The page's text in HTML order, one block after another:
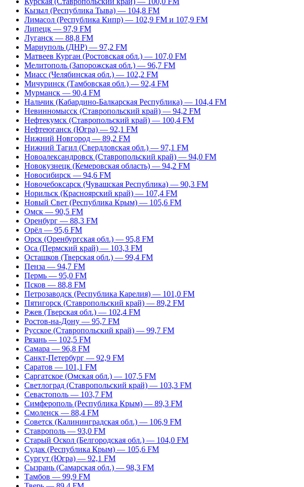
Кызыл (Республика Тыва) — 104,8 FM
Лимасол (Республика Кипр) — 102,9 FM и 107,9 FM
Липецк — 97,9 FM
Луганск — 88,8 FM
Мариуполь (ДНР) — 97,2 FM
Матвеев Курган (Ростовская обл.) — 107,0 FM
Мелитополь (Запорожская обл.) — 96,7 FM
Миасс (Челябинская обл.) — 102,2 FM
Мичуринск (Тамбовская обл.) — 92,4 FM
Мурманск — 90,4 FM
Нальчик (Кабардино-Балкарская Республика) — 104,4 FM
Невинномысск (Ставропольский край) — 94,2 FM
Нефтекумск (Ставропольский край) — 100,4 FM
Нефтеюганск (Югра) — 92,1 FM
Нижний Новгород — 89,2 FM
Нижний Тагил (Свердловская обл.) — 97,1 FM
Новоалександровск (Ставропольский край) — 94,0 FM
Новокузнецк (Кемеровская область) — 94,2 FM
Новосибирск — 94,6 FM
Новочебоксарск (Чувашская Республика) — 90,3 FM
Норильск (Красноярский край) — 107,4 FM
Новый Свет (Республика Крым) — 105,6 FM
Омск — 90,5 FM
Оренбург — 88,3 FM
Орёл — 95,6 FM
Орск (Оренбургская обл.) — 95,8 FM
Оса (Пермский край) — 103,3 FM
Осташков (Тверская обл.) — 99,4 FM
Пенза — 94,7 FM
Пермь — 95,0 FM
Псков — 88,8 FM
Петрозаводск (Республика Карелия) — 101,0 FM
Пятигорск (Ставропольский край) — 89,2 FM
Ржев (Тверская обл.) — 102,4 FM
Ростов-на-Дону — 95,7 FM
Русское (Ставропольский край) — 99,7 FM
Рязань — 102,5 FM
Самара — 96,8 FM
Санкт-Петербург — 92,9 FM
Саратов — 101,1 FM
Саргатское (Омская обл.) — 107,5 FM
Светлоград (Ставропольский край) — 103,3 FM
Севастополь — 103,7 FM
Симферополь (Республика Крым) — 89,3 FM
Смоленск — 88,4 FM
Советск (Калининградская обл.) — 106,9 FM
Ставрополь — 93,0 FM
Старый Оскол (Белгородская обл.) — 104,0 FM
Судак (Республика Крым) — 105,6 FM
Сургут (Югра) — 92,1 FM
Сызрань (Самарская обл.) — 98,3 FM
Тамбов — 99,9 FM